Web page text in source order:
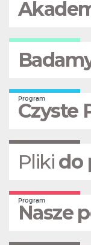
Program
Czyste
Pliki do
Program
Nasze